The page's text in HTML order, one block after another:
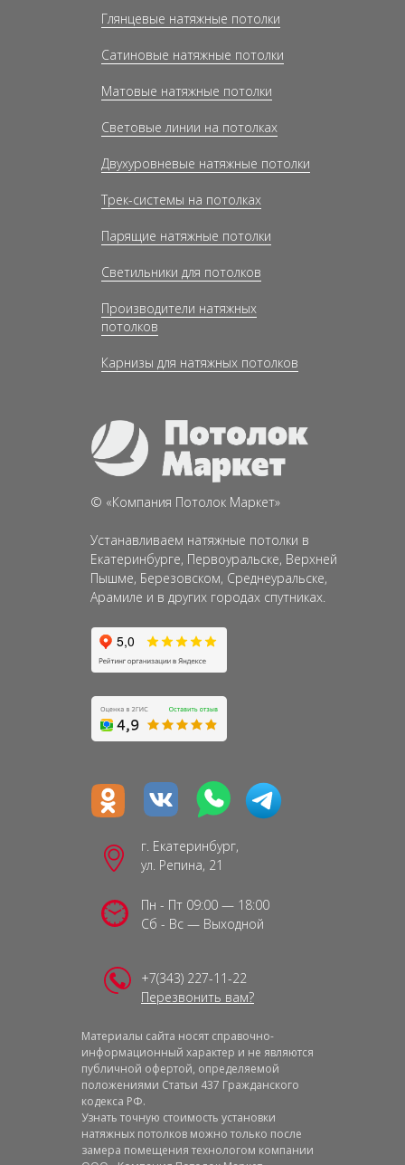
© «Компания Потолок Маркет»
Устанавливаем натяжные потолки в
Екатеринбурге, Первоуральске, Верхней
Пышме, Березовском, Среднеуральске,
Арамиле и в других городах спутниках.
Глянцевые натяжные потолки
Сатиновые натяжные потолки
Матовые натяжные потолки
Световые линии на потолках
Двухуровневые натяжные потолки
Трек-системы на потолках
Парящие натяжные потолки
Светильники для потолков
Производители натяжных
потолков
Карнизы для натяжных потолков
г. Екатеринбург,
ул. Репина, 21
Пн - Пт 09:00 — 18:00
Сб - Вс — Выходной
+7(343) 227-11-22
Перезвонить вам?
Материалы сайта носят справочно-
информационный характер и не являются
публичной офертой, определяемой
положениями Статьи 437 Гражданского
кодекса РФ.
Узнать точную стоимость установки
натяжных потолков можно только после
замера помещения технологом компании